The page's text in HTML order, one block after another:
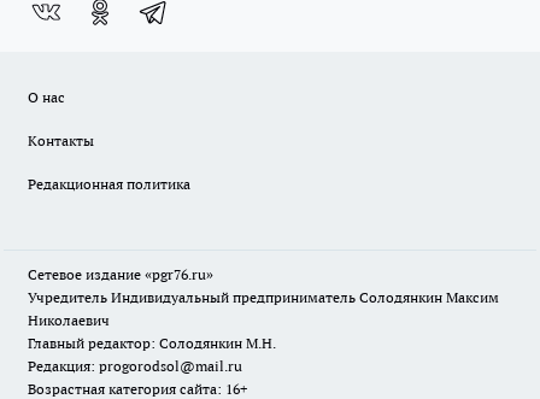
О нас
Контакты
Редакционная политика
Сетевое издание «pgr76.ru»
Учредитель Индивидуальный предприниматель Солодянкин Максим
Николаевич
Главный редактор: Солодянкин М.Н.
Редакция: progorodsol@mail.ru
Возрастная категория сайта: 16+